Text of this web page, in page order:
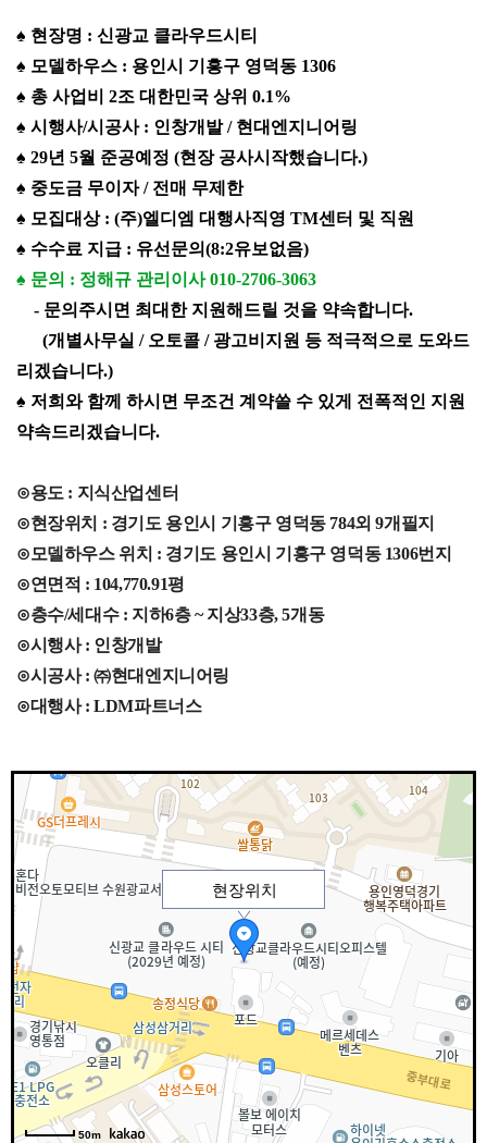
♠ 현장명 : 신광교 클라우드시티
♠ 모델하우스 : 용인시 기흥구 영덕동 1306
♠ 총 사업비 2조 대한민국 상위 0.1%
♠ 시행사/시공사 : 인창개발 / 현대엔지니어링
♠ 29년 5월 준공예정 (현장 공사시작했습니다.)
♠ 중도금 무이자 / 전매 무제한
♠ 모집대상 : (주)엘디엠 대행사직영 TM센터 및 직원
♠ 수수료 지급 : 유선문의(8:2유보없음)
♠ 문의 : 정해규 관리이사 010-2706-3063
- 문의주시면 최대한 지원해드릴 것을 약속합니다.
(개별사무실 / 오토콜 / 광고비지원 등 적극적으로 도와드
리겠습니다.)
♠ 저희와 함께 하시면 무조건 계약쓸 수 있게 전폭적인 지원
약속드리겠습니다.
⊙용도 : 지식산업센터
⊙현장위치 : 경기도 용인시 기흥구 영덕동 784외 9개필지
⊙모델하우스 위치 : 경기도 용인시 기흥구 영덕동 1306번지
⊙연면적 : 104,770.91평
⊙층수/세대수 : 지하6층 ~ 지상33층, 5개동
⊙시행사 : 인창개발
⊙시공사 : ㈜현대엔지니어링
⊙대행사 : LDM파트너스
현장위치
50m